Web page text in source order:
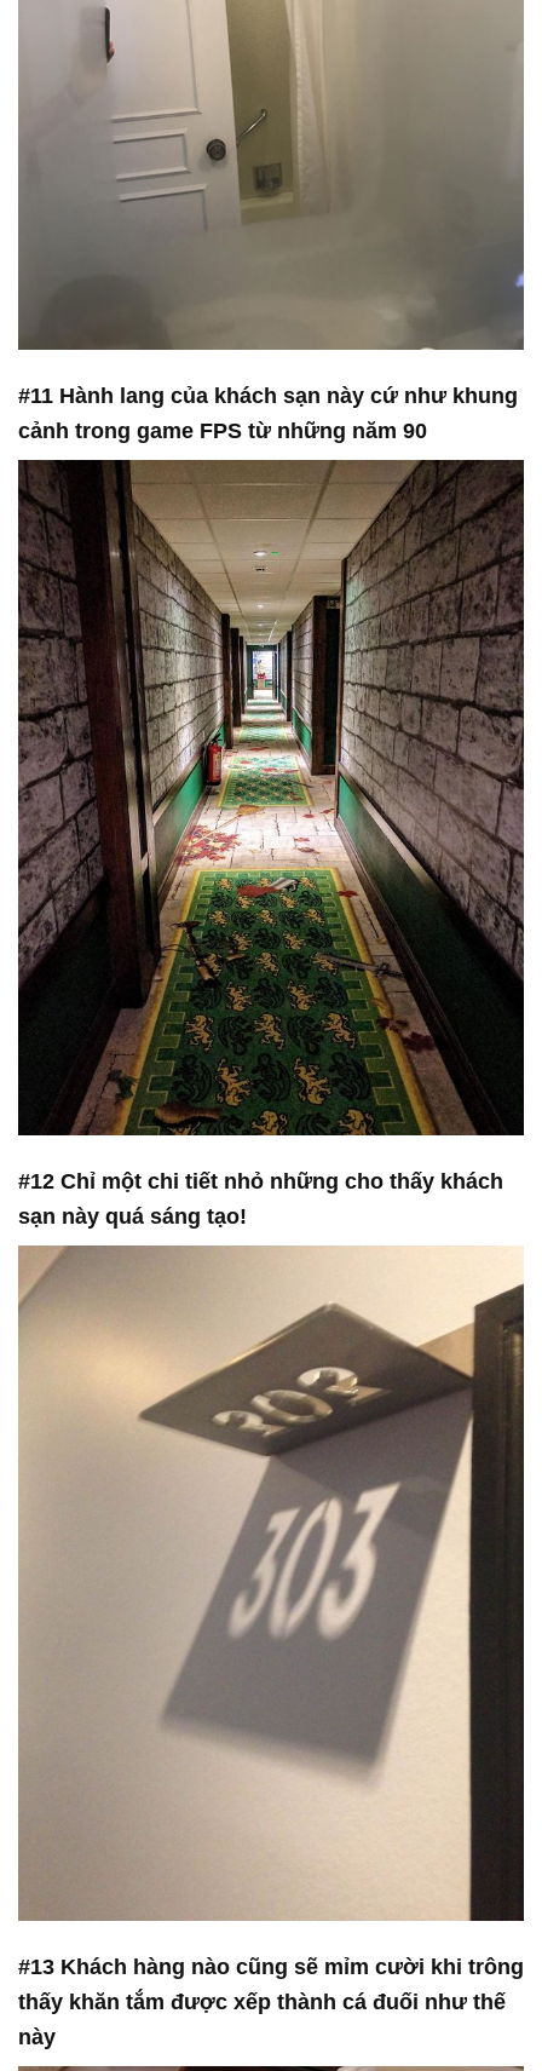
#11 Hành lang của khách sạn này cứ như khung
cảnh trong game FPS từ những năm 90
#12 Chỉ một chi tiết nhỏ những cho thấy khách
sạn này quá sáng tạo!
#13 Khách hàng nào cũng sẽ mỉm cười khi trông
thấy khăn tắm được xếp thành cá đuối như thế
này